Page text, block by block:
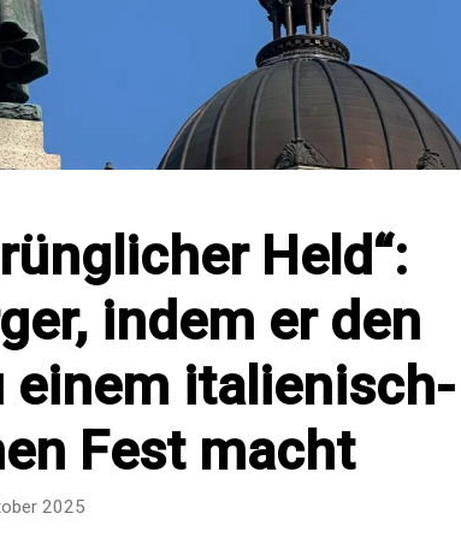
Held“:
indem er den
einem italienisch-
Fest macht
2025